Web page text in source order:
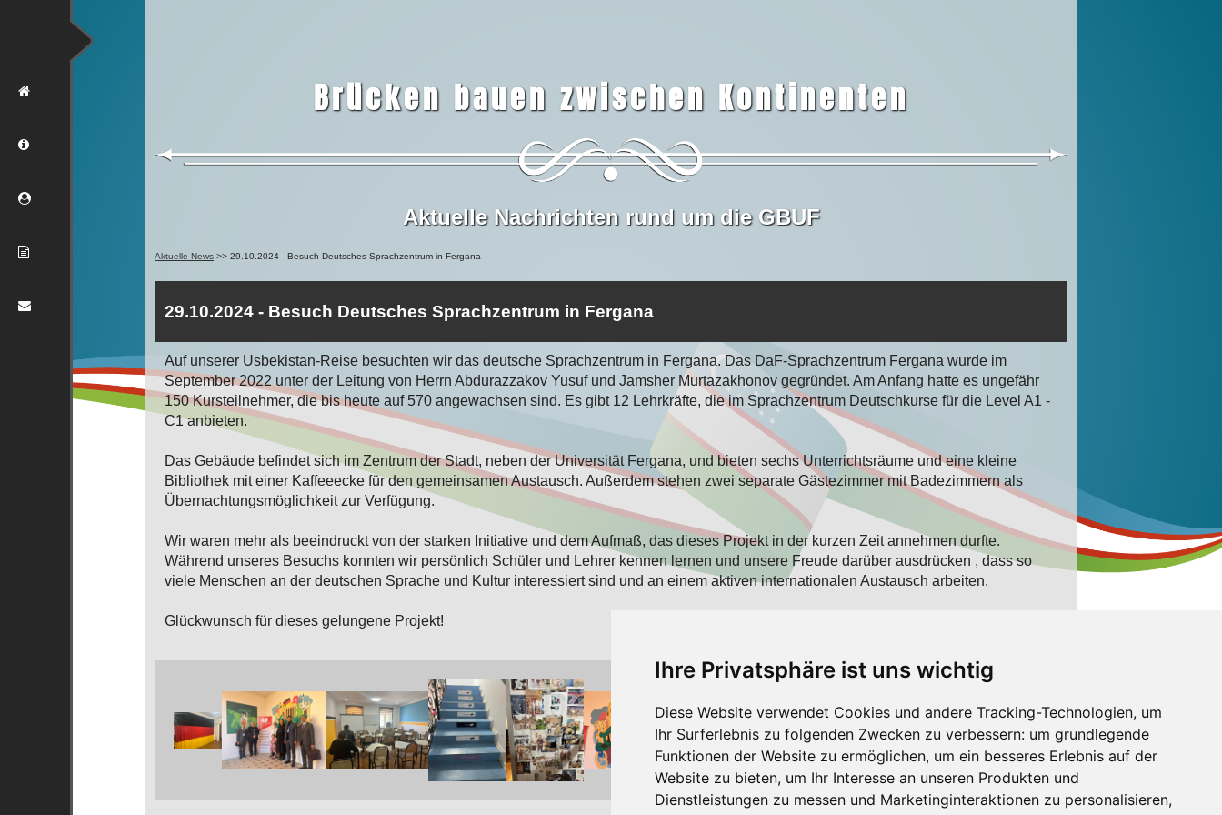
Ihre Privatsphäre ist uns wichtig
Diese Website verwendet Cookies und andere Tracking-Technologien, um
Ihr Surferlebnis zu folgenden Zwecken zu verbessern: um grundlegende
Funktionen der Website zu ermöglichen, um ein besseres Erlebnis auf der
Website zu bieten, um Ihr Interesse an unseren Produkten und
Dienstleistungen zu messen und Marketinginteraktionen zu personalisieren,
Brücken bauen zwischen Kontinenten
Aktuelle Nachrichten rund um die GBUF
Aktuelle News >> 29.10.2024 - Besuch Deutsches Sprachzentrum in Fergana
29.10.2024 - Besuch Deutsches Sprachzentrum in Fergana
Auf unserer Usbekistan-Reise besuchten wir das deutsche Sprachzentrum in Fergana. Das DaF-Sprachzentrum Fergana wurde im
September 2022 unter der Leitung von Herrn Abdurazzakov Yusuf und Jamsher Murtazakhonov gegründet. Am Anfang hatte es ungefähr
150 Kursteilnehmer, die bis heute auf 570 angewachsen sind. Es gibt 12 Lehrkräfte, die im Sprachzentrum Deutschkurse für die Level A1 -
C1 anbieten.
Das Gebäude befindet sich im Zentrum der Stadt, neben der Universität Fergana, und bieten sechs Unterrichtsräume und eine kleine
Bibliothek mit einer Kaffeeecke für den gemeinsamen Austausch. Außerdem stehen zwei separate Gästezimmer mit Badezimmern als
Übernachtungsmöglichkeit zur Verfügung.
Wir waren mehr als beeindruckt von der starken Initiative und dem Aufmaß, das dieses Projekt in der kurzen Zeit annehmen durfte.
Während unseres Besuchs konnten wir persönlich Schüler und Lehrer kennen lernen und unsere Freude darüber ausdrücken , dass so
viele Menschen an der deutschen Sprache und Kultur interessiert sind und an einem aktiven internationalen Austausch arbeiten.
Glückwunsch für dieses gelungene Projekt!